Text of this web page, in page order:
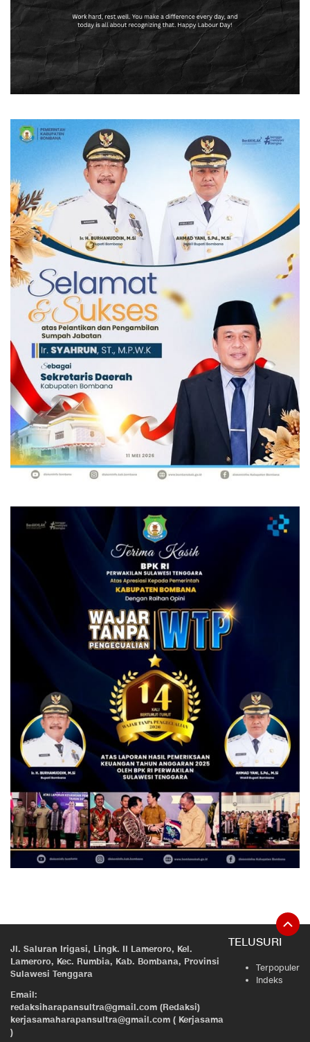
Jl. Saluran Irigasi, Lingk. II Lameroro, Kel.
Lameroro, Kec. Rumbia, Kab. Bombana, Provinsi
Sulawesi Tenggara
Email:
redaksiharapansultra@gmail.com (Redaksi)
kerjasamaharapansultra@gmail.com ( Kerjasama
)
TELUSURI
Terpopuler
Indeks